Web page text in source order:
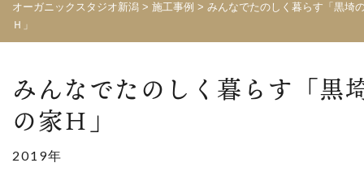
オーガニックスタジオ新潟 > 施工事例 > みんなでたのしく暮らす「黒埼
Ｈ」
みんなでたのしく暮らす「黒
の家Ｈ」
2019年